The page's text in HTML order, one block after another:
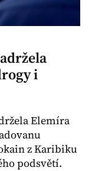
i
Elemíra
z Karibiku
podsvětí.